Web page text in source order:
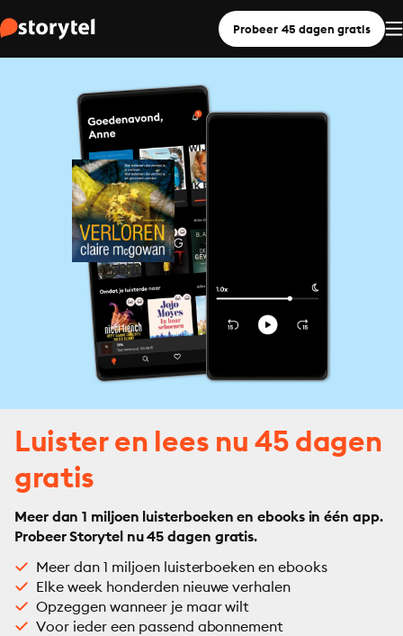
Probeer 45 dagen gratis
Luister en lees nu 45 dagen
gratis
Meer dan 1 miljoen luisterboeken en ebooks in één app.
Probeer Storytel nu 45 dagen gratis.
Meer dan 1 miljoen luisterboeken en ebooks
Elke week honderden nieuwe verhalen
Opzeggen wanneer je maar wilt
Voor ieder een passend abonnement